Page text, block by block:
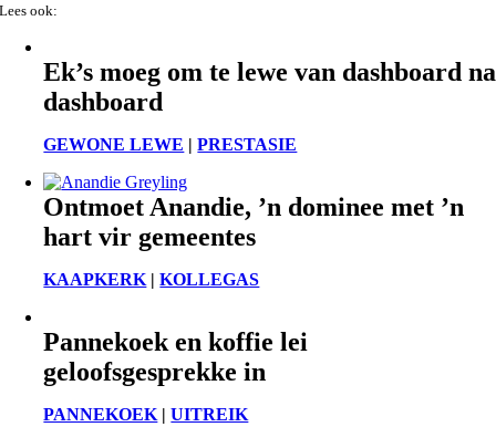
Lees ook:
Ek’s moeg om te lewe van dashboard na
dashboard
GEWONE LEWE |PRESTASIE
Ontmoet Anandie, ’n dominee met ’n
hart vir gemeentes
KAAPKERK |KOLLEGAS
Pannekoek en koffie lei
geloofsgesprekke in
PANNEKOEK |UITREIK